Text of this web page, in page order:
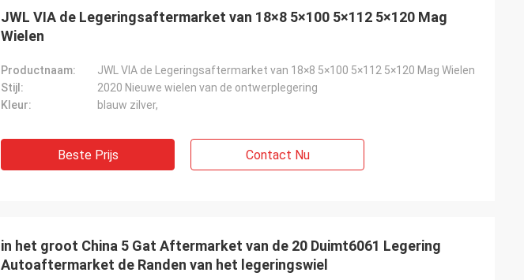
JWL VIA de Legeringsaftermarket van 18×8 5×100 5×112 5×120 Mag
Wielen
Productnaam:
JWL VIA de Legeringsaftermarket van 18×8 5×100 5×112 5×120 Mag Wielen
Stijl:
2020 Nieuwe wielen van de ontwerplegering
Kleur:
blauw zilver,
Beste Prijs Contact Nu
in het groot China 5 Gat Aftermarket van de 20 Duimt6061 Legering
Autoaftermarket de Randen van het legeringswiel